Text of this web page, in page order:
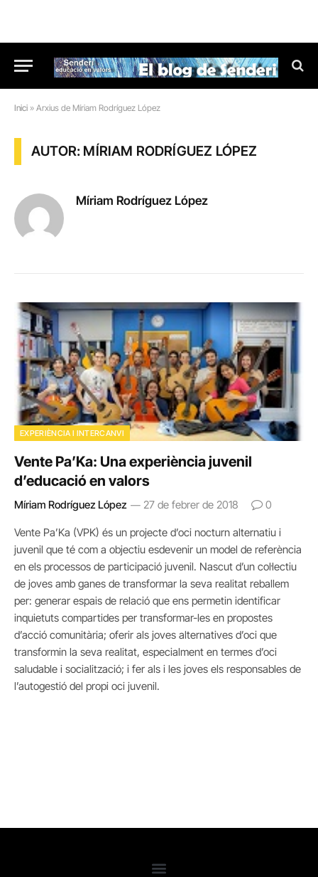
Inici » Arxius de Míriam Rodríguez López
AUTOR: MÍRIAM RODRÍGUEZ LÓPEZ
Míriam Rodríguez López
EXPERIÈNCIA I INTERCANVI
Vente Pa’Ka: Una experiència juvenil
d’educació en valors
Míriam Rodríguez López 27 de febrer de 2018 0
Vente Pa’Ka (VPK) és un projecte d’oci nocturn alternatiu i
juvenil que té com a objectiu esdevenir un model de referència
en els processos de participació juvenil. Nascut d’un col·lectiu
de joves amb ganes de transformar la seva realitat reballem
per: generar espais de relació que ens permetin identificar
inquietuts compartides per transformar-les en propostes
d’acció comunitària; oferir als joves alternatives d’oci que
transformin la seva realitat, especialment en termes d’oci
saludable i socialització; i fer als i les joves els responsables de
l’autogestió del propi oci juvenil.